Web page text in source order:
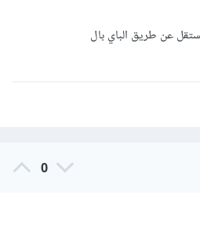
عن طريق الباي بال
0